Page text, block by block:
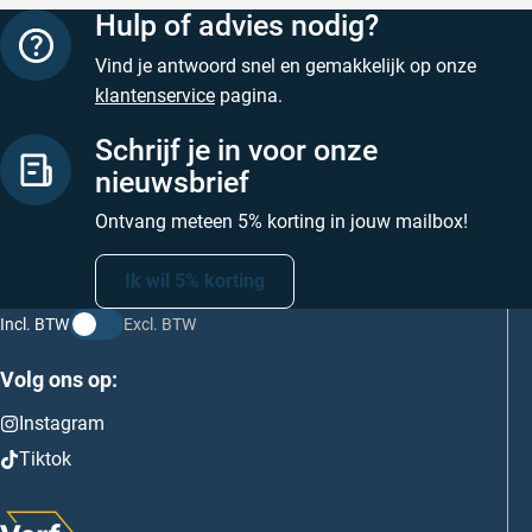
Hulp of advies nodig?
Vind je antwoord snel en gemakkelijk op onze
klantenservice pagina.
Schrijf je in voor onze
nieuwsbrief
Ontvang meteen 5% korting in jouw mailbox!
Ik wil 5% korting
Incl. BTW Excl. BTW
Volg ons op:
Instagram
Tiktok